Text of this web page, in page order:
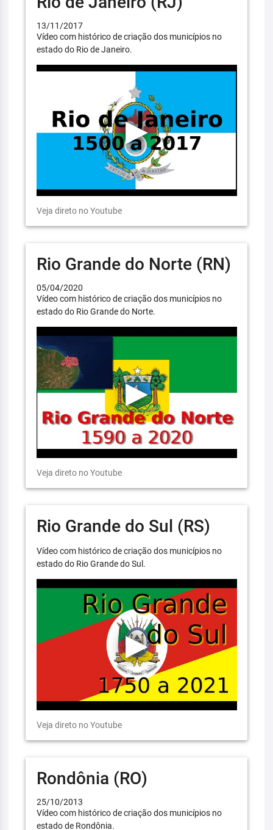
13/11/2017
Vídeo com histórico de criação dos municípios no
estado do Rio de Janeiro.
Veja direto no Youtube
Rio Grande do Norte (RN)
05/04/2020
Vídeo com histórico de criação dos municípios no
estado do Rio Grande do Norte.
Veja direto no Youtube
Rio Grande do Sul (RS)
Vídeo com histórico de criação dos municípios no
estado do Rio Grande do Sul.
Veja direto no Youtube
Rondônia (RO)
25/10/2013
Vídeo com histórico de criação dos municípios no
estado de Rondônia.